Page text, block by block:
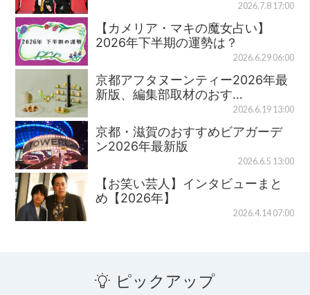
2026.7.8 17:00
【カメリア・マキの魔女占い】
2026年下半期の運勢は？
2026.6.29 06:00
京都アフタヌーンティー2026年最
新版、編集部取材のおす…
2026.6.19 13:00
京都・滋賀のおすすめビアガーデ
ン2026年最新版
2026.6.5 13:00
【お笑い芸人】インタビューまと
め【2026年】
2026.4.14 07:00
ピックアップ